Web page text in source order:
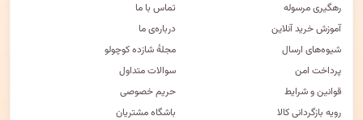
رهگیری مرسوله
آموزش خرید آنلاین
شیوه‌های ارسال
پرداخت امن
قوانین و شرایط
رویه بازگردانی کالا
تماس با ما
درباره‌ی ما
مجلهٔ شازده کوچولو
سوالات متداول
حریم خصوصی
باشگاه مشتریان